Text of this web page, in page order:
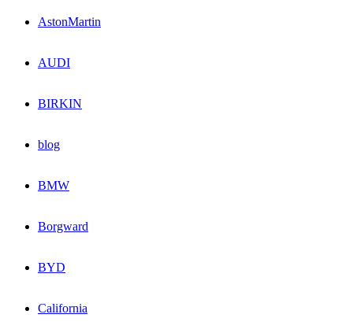
AstonMartin
AUDI
BIRKIN
blog
BMW
Borgward
BYD
California